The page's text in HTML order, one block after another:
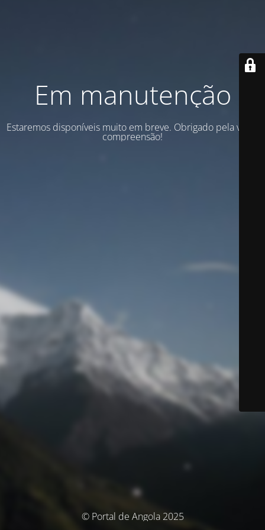
Em manutenção
Estaremos disponíveis muito em breve. Obrigado pela vossa
compreensão!
© Portal de Angola 2025